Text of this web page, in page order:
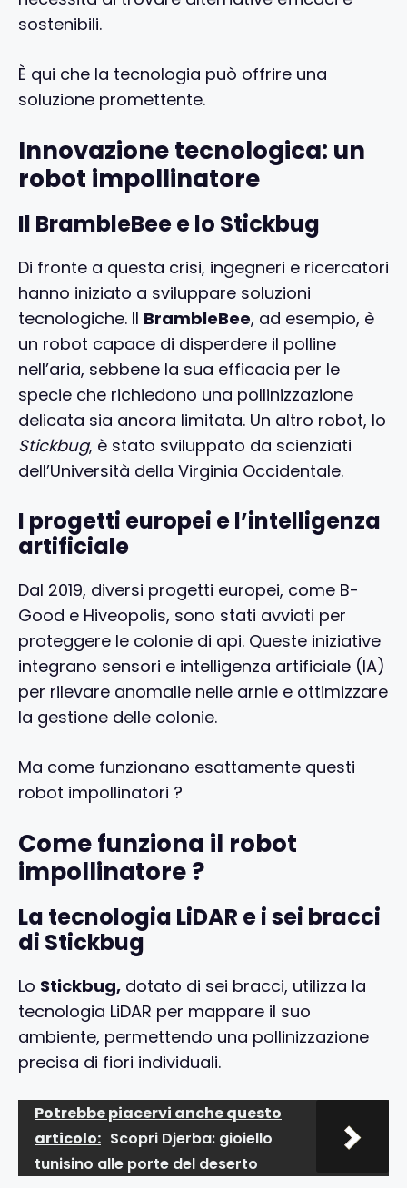
sostenibili.
È qui che la tecnologia può offrire una
soluzione promettente.
Innovazione tecnologica: un
robot impollinatore
Il BrambleBee e lo Stickbug
Di fronte a questa crisi, ingegneri e ricercatori
hanno iniziato a sviluppare soluzioni
tecnologiche. Il BrambleBee, ad esempio, è
un robot capace di disperdere il polline
nell’aria, sebbene la sua efficacia per le
specie che richiedono una pollinizzazione
delicata sia ancora limitata. Un altro robot, lo
Stickbug, è stato sviluppato da scienziati
dell’Università della Virginia Occidentale.
I progetti europei e l’intelligenza
artificiale
Dal 2019, diversi progetti europei, come B-
Good e Hiveopolis, sono stati avviati per
proteggere le colonie di api. Queste iniziative
integrano sensori e intelligenza artificiale (IA)
per rilevare anomalie nelle arnie e ottimizzare
la gestione delle colonie.
Ma come funzionano esattamente questi
robot impollinatori ?
Come funziona il robot
impollinatore ?
La tecnologia LiDAR e i sei bracci
di Stickbug
Lo Stickbug, dotato di sei bracci, utilizza la
tecnologia LiDAR per mappare il suo
ambiente, permettendo una pollinizzazione
precisa di fiori individuali.
Potrebbe piacervi anche questo
articolo: Scopri Djerba: gioiello
tunisino alle porte del deserto